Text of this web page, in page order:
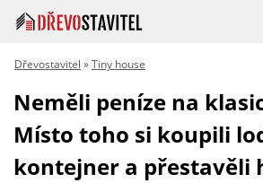
Dřevostavitel »Tiny house
Neměli peníze na
Místo toho si koupili
kontejner a přestavěli